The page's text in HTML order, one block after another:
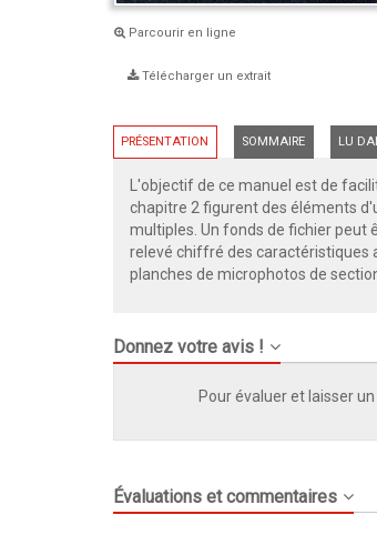
Parcourir en ligne
Télécharger un extrait
PRÉSENTATION SOMMAIRE LU
L'objectif de ce manuel est de
chapitre 2 figurent des éléments
multiples. Un fonds de fichier peut
relevé chiffré des caractéristiques
planches de microphotos de
Donnez votre avis !
Pour évaluer et laisser
Évaluations et commentaires